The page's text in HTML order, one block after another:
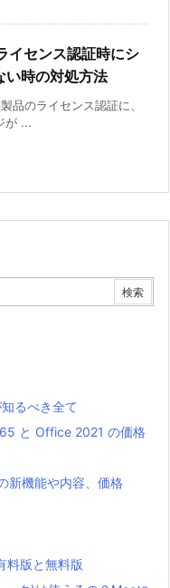
センス認証時にシ
い時の対処方法
品のライセンス認証に、
が ...
るべき全て
と Office 2021 の価格
新機能や内容、価格
料版と無料版